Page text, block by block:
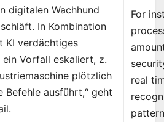
digitalen Wachhund
In Kombination
KI verdächtiges
Vorfall eskaliert, z.
plötzlich
Befehle ausführt,“ geht
For
real